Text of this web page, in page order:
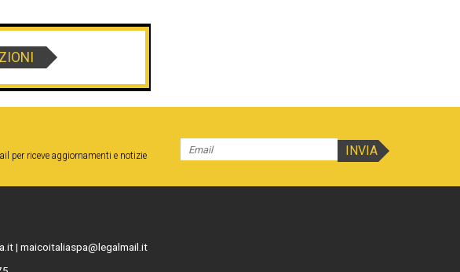
per riceve aggiornamenti e notizie
|maicoitaliaspa@legalmail.it